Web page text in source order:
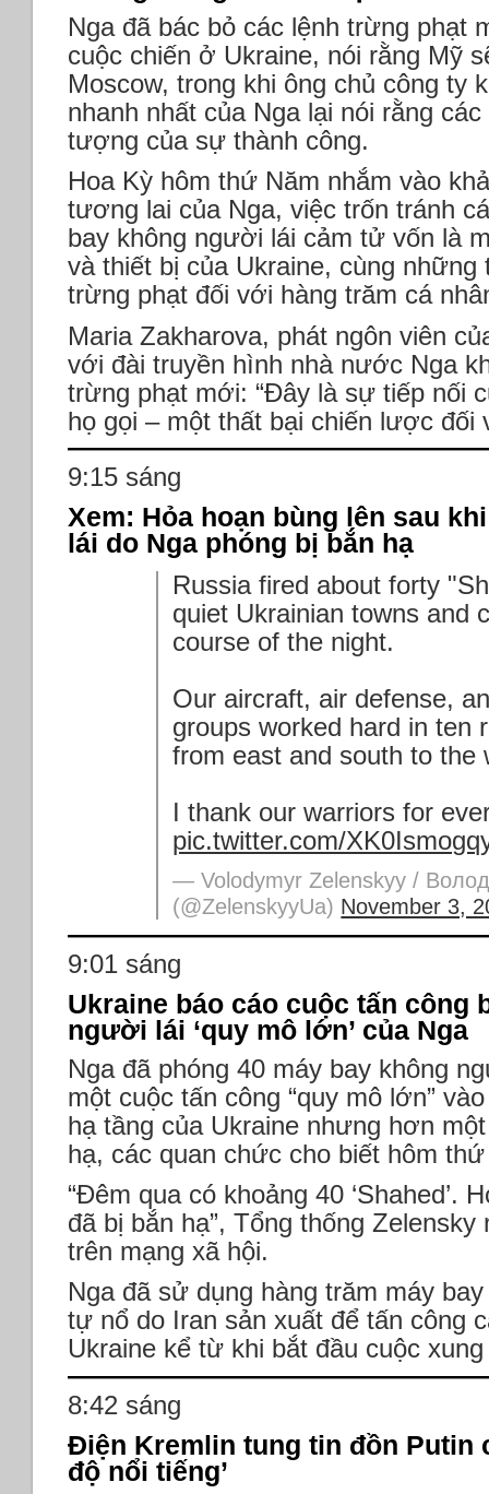
Nga đã bác bỏ các lệnh trừng phạt
cuộc chiến ở Ukraine, nói rằng Mỹ
Moscow, trong khi ông chủ công ty
nhanh nhất của Nga lại nói rằng
tượng của sự thành công.
Hoa Kỳ hôm thứ Năm nhắm vào
tương lai của Nga, việc trốn tránh
bay không người lái cảm tử vốn là
và thiết bị của Ukraine, cùng
trừng phạt đối với hàng trăm cá
Maria Zakharova, phát ngôn viên
với đài truyền hình nhà nước Nga
trừng phạt mới: “Đây là sự tiếp nối
họ gọi – một thất bại chiến lược đối
9:15 sáng
Xem: Hỏa hoạn bùng lên sau
lái do Nga phóng bị bắn hạ
Russia fired about forty
quiet Ukrainian towns and
course of the night.
Our aircraft, air defense,
groups worked hard in ten
from east and south to the
I thank our warriors for
pic.twitter.com/
— Volodymyr Zelenskyy /
(@ZelenskyyUa) November 3,
9:01 sáng
Ukraine báo cáo cuộc tấn công
người lái ‘quy mô lớn’ của Nga
Nga đã phóng 40 máy bay không
một cuộc tấn công “quy mô lớn”
hạ tầng của Ukraine nhưng hơn
hạ, các quan chức cho biết hôm
“Đêm qua có khoảng 40 ‘Shahed’.
đã bị bắn hạ”, Tổng thống
trên mạng xã hội.
Nga đã sử dụng hàng trăm máy
tự nổ do Iran sản xuất để tấn công
Ukraine kể từ khi bắt đầu cuộc
8:42 sáng
Điện Kremlin tung tin đồn Putin
độ nổi tiếng’